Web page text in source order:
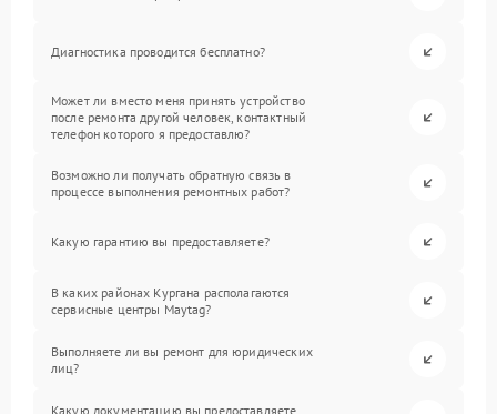
Диагностика проводится бесплатно?
Может ли вместо меня принять устройство
после ремонта другой человек, контактный
телефон которого я предоставлю?
Возможно ли получать обратную связь в
процессе выполнения ремонтных работ?
Какую гарантию вы предоставляете?
В каких районах Кургана располагаются
сервисные центры Maytag?
Выполняете ли вы ремонт для юридических
лиц?
Какую документацию вы предоставляете